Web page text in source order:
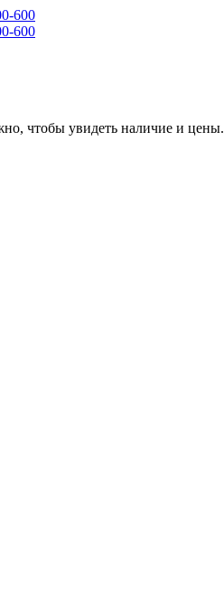
600
600
чтобы увидеть наличие и цены.